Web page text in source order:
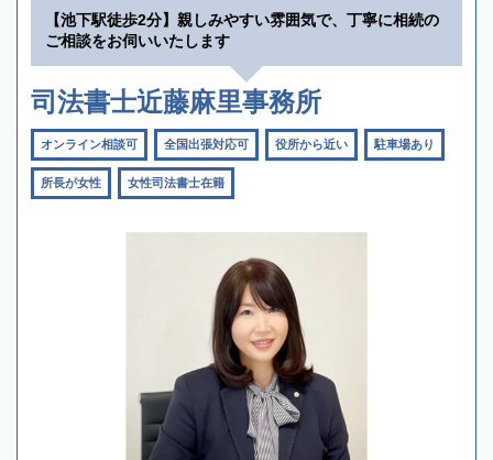
【池下駅徒歩2分】親しみやすい雰囲気で、丁寧に相続の
ご相談をお伺いいたします
司法書士近藤麻里事務所
オンライン相談可 全国出張対応可 役所から近い 駐車場あり
所長が女性 女性司法書士在籍